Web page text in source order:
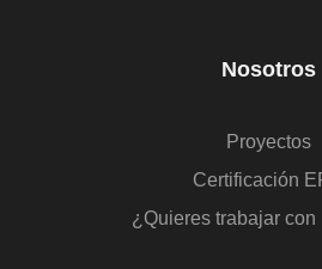
Nosotros
Proyectos
Certificación
¿Quieres trabajar con